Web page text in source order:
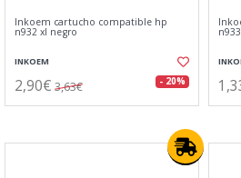
Inkoem cartucho compatible hp
n932 xl negro
INKOEM
2,90€ 3,63€ - 20%